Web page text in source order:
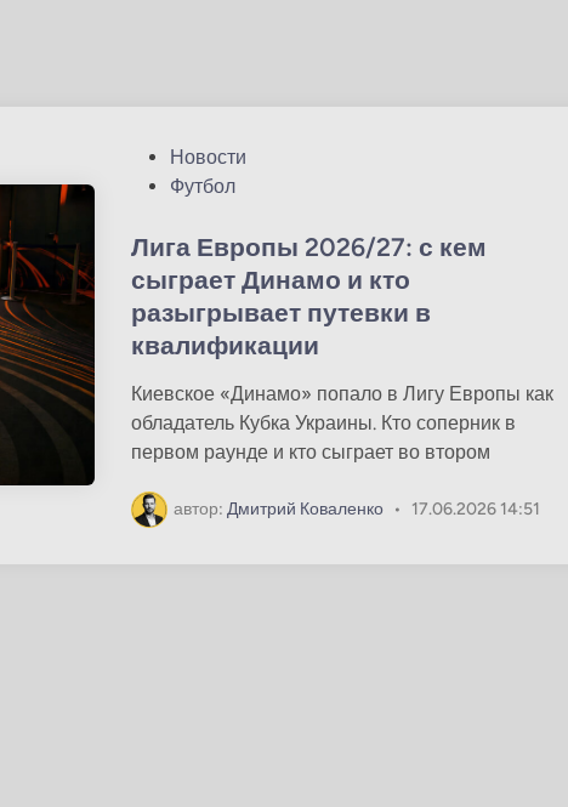
б
л
к
о
в
а
н
в
Новости
Футбол
Лига Европы 2026/27: с кем
сыграет Динамо и кто
разыгрывает путевки в
квалификации
Киевское «Динамо» попало в Лигу Европы как
обладатель Кубка Украины. Кто соперник в
первом раунде и кто сыграет во втором
автор: Дмитрий Коваленко • 17.06.2026 14:51